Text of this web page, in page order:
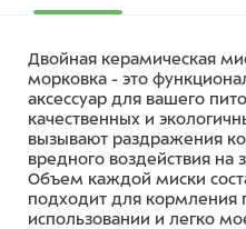
Двойная керамическая
морковка - это
аксессуар для вашего
качественных и
вызывают раздражения
вредного воздействия на
Объем каждой миски
подходит для кормления
использовании и легко